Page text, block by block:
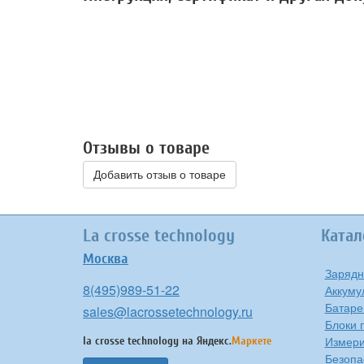
Отзывы о товаре
Добавить отзыв о товаре
La crosse technology
Москва
8(495)989-51-22
sales@lacrossetechnology.ru
la crosse technology на Яндекс.Маркете
Блоки